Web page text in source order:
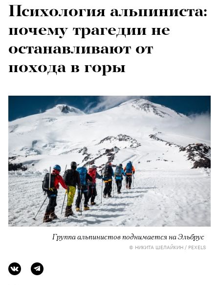
Психология альпиниста:
почему трагедии не
останавливают от
похода в горы
Группа альпинистов поднимается на Эльбрус
© НИКИТА ШЕЛАЙКИН / PEXELS